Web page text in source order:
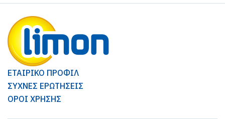
ΕΤΑΙΡΙΚΟ ΠΡΟΦΙΛ
ΣΥΧΝΕΣ ΕΡΩΤΗΣΕΙΣ
ΟΡΟΙ ΧΡΗΣΗΣ